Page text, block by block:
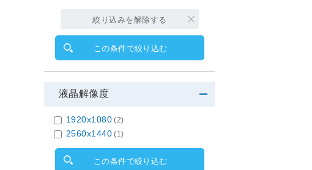
絞り込みを解除する
この条件で絞り込む
液晶解像度
1920x1080 (2)
2560x1440 (1)
この条件で絞り込む